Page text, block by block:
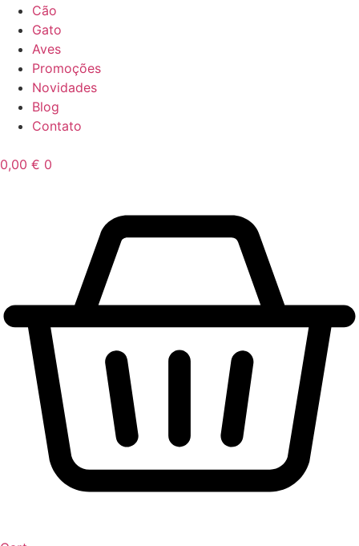
Cão
Gato
Aves
Promoções
Novidades
Blog
Contato
0,00 € 0